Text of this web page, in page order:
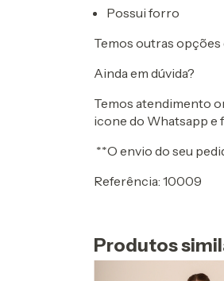
Possui forro
Temos outras
Ainda em dúvida?
Temos atendimento
icone do Whatsapp e
**O envio do seu
Referência: 10009
Produtos